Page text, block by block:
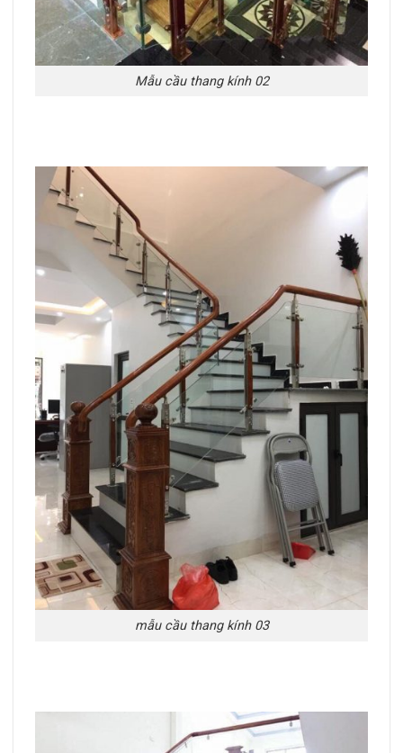
Mẫu cầu thang kính 02
mẫu cầu thang kính 03